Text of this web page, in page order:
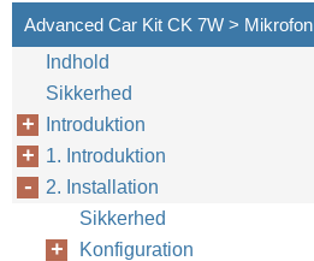
Advanced Car Kit CK 7W > Mikrofon
Indhold
Sikkerhed
Introduktion
1. Introduktion
2. Installation
Sikkerhed
Konfiguration